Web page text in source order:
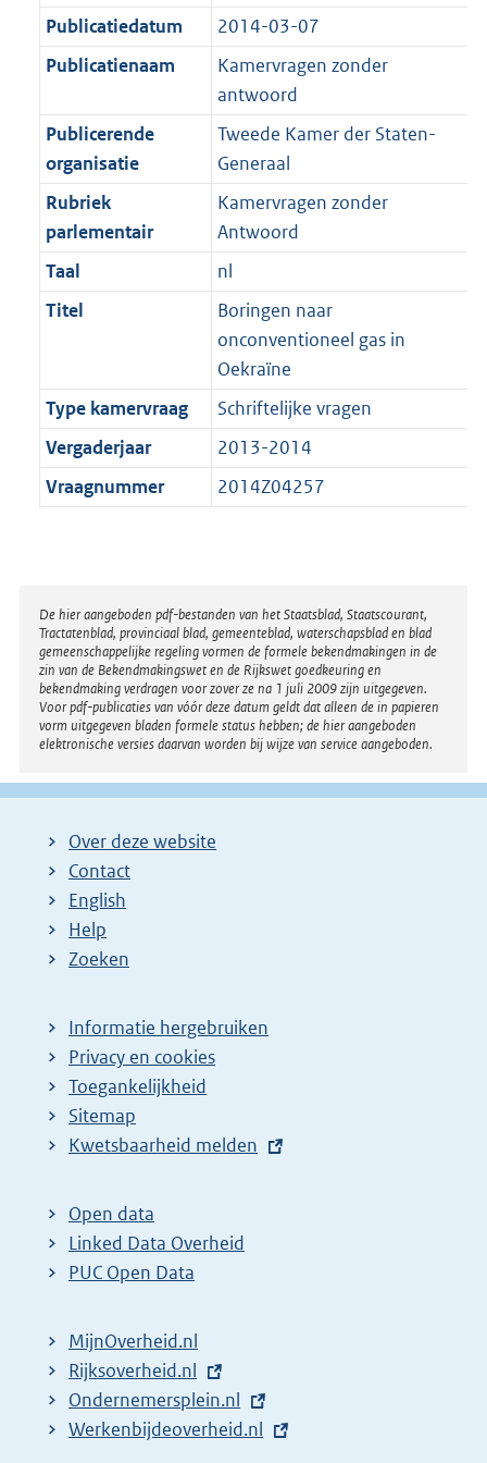
t
a
t
K
b
2
K
b
Publicatiedatum
2014-03-07
Publicatienaam
Kamervragen zonder
antwoord
Publicerende
organisatie
Tweede Kamer der Staten-
Generaal
Rubriek
parlementair
Kamervragen zonder
Antwoord
Taal
nl
Titel
Boringen naar
onconventioneel gas in
Oekraïne
Type kamervraag
Schriftelijke vragen
Vergaderjaar
2013-2014
Vraagnummer
2014Z04257
Disclaimer
De hier aangeboden pdf-bestanden van het Staatsblad, Staatscourant,
Tractatenblad, provinciaal blad, gemeenteblad, waterschapsblad en blad
gemeenschappelijke regeling vormen de formele bekendmakingen in de
zin van de Bekendmakingswet en de Rijkswet goedkeuring en
bekendmaking verdragen voor zover ze na 1 juli 2009 zijn uitgegeven.
Voor pdf-publicaties van vóór deze datum geldt dat alleen de in papieren
vorm uitgegeven bladen formele status hebben; de hier aangeboden
elektronische versies daarvan worden bij wijze van service aangeboden.
Over deze website
Contact
English
Help
Zoeken
Informatie hergebruiken
Privacy en cookies
Toegankelijkheid
Sitemap
E
t
e
r
l
i
n
k
Kwetsbaarheid melden
Open data
Linked Data Overheid
PUC Open Data
MijnOverheid.nl
E
x
t
Rijksoverheid.nl
E
x
Ondernemersplein.nl
E
Werkenbijdeoverheid.nl